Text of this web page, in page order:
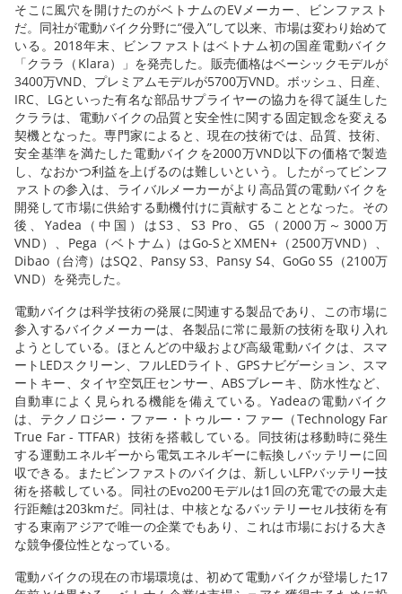
そこに風穴を開けたのがベトナムのEVメーカー、ビンファスト
だ。同社が電動バイク分野に“侵入”して以来、市場は変わり始めて
いる。2018年末、ビンファストはベトナム初の国産電動バイク
「クララ（Klara）」を発売した。販売価格はベーシックモデルが
3400万VND、プレミアムモデルが5700万VND。ボッシュ、日産、
IRC、LGといった有名な部品サプライヤーの協力を得て誕生した
クララは、電動バイクの品質と安全性に関する固定観念を変える
契機となった。専門家によると、現在の技術では、品質、技術、
安全基準を満たした電動バイクを2000万VND以下の価格で製造
し、なおかつ利益を上げるのは難しいという。したがってビンフ
ァストの参入は、ライバルメーカーがより高品質の電動バイクを
開発して市場に供給する動機付けに貢献することとなった。その
後、Yadea（中国）はS3、S3 Pro、G5（2000万～3000万
VND）、Pega（ベトナム）はGo-SとXMEN+（2500万VND）、
Dibao（台湾）はSQ2、Pansy S3、Pansy S4、GoGo S5（2100万
VND）を発売した。
電動バイクは科学技術の発展に関連する製品であり、この市場に
参入するバイクメーカーは、各製品に常に最新の技術を取り入れ
ようとしている。ほとんどの中級および高級電動バイクは、スマ
ートLEDスクリーン、フルLEDライト、GPSナビゲーション、スマ
ートキー、タイヤ空気圧センサー、ABSブレーキ、防水性など、
自動車によく見られる機能を備えている。Yadeaの電動バイク
は、テクノロジー・ファー・トゥルー・ファー（Technology Far
True Far - TTFAR）技術を搭載している。同技術は移動時に発生
する運動エネルギーから電気エネルギーに転換しバッテリーに回
収できる。またビンファストのバイクは、新しいLFPバッテリー技
術を搭載している。同社のEvo200モデルは1回の充電での最大走
行距離は203kmだ。同社は、中核となるバッテリーセル技術を有
する東南アジアで唯一の企業でもあり、これは市場における大き
な競争優位性となっている。
電動バイクの現在の市場環境は、初めて電動バイクが登場した17